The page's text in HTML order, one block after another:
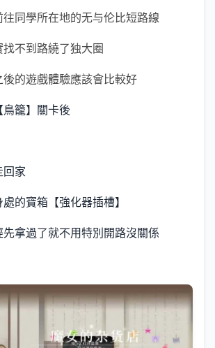
同學所在地的无与伦比短路線
不到路繞了独大圈
的遊戲體驗應該會比較好
籠】關卡後
回家
的寶箱【強化器插槽】
拿過了就不用特別開路沒關係